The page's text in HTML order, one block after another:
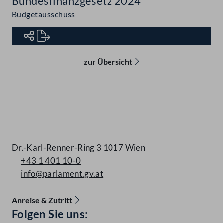
Accessibility Menu anzeigen
Budgetausschuss
zur Übersicht
Dr.-Karl-Renner-Ring 3 1017 Wien
+43 1 401 10-0
info@parlament.gv.at
Anreise & Zutritt
Folgen Sie uns: